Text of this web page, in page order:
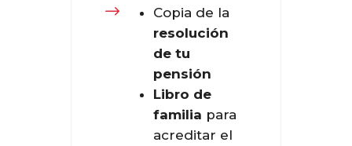
$
Copia de la
resolución
de tu
pensión
Libro de
familia para
acreditar el